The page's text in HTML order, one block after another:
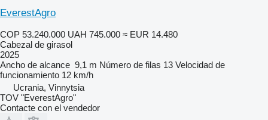
EverestAgro
COP 53.240.000 UAH 745.000 ≈ EUR 14.480
Cabezal de girasol
2025
Ancho de alcance 9,1 m Número de filas 13 Velocidad de
funcionamiento 12 km/h
Ucrania, Vinnytsia
TOV "EverestAgro"
Contacte con el vendedor